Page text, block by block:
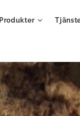
Produkter